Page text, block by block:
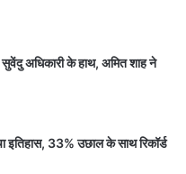
अधिकारी के हाथ, अमित शाह ने
इतिहास, 33% उछाल के साथ रिकॉर्ड